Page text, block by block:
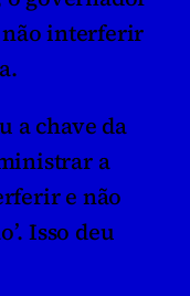
não interferir
a chave da
a
e não
Isso deu